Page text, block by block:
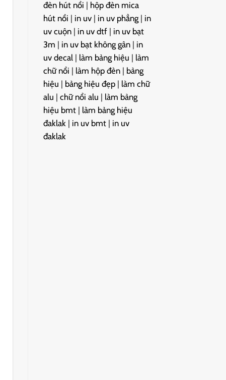
đèn hút nổi | hộp đèn mica
hút nổi | in uv| in uv phẳng| in
uv cuộn| in uv dtf| in uv bạt
3m | in uv bạt không gân| in
uv decal| làm bảng hiệu | làm
chữ nổi | làm hộp đèn| bảng
hiệu | bảng hiệu đẹp| làm chữ
alu | chữ nổi alu | làm bảng
hiệu bmt| làm bảng hiệu
đaklak| in uv bmt| in uv
đaklak